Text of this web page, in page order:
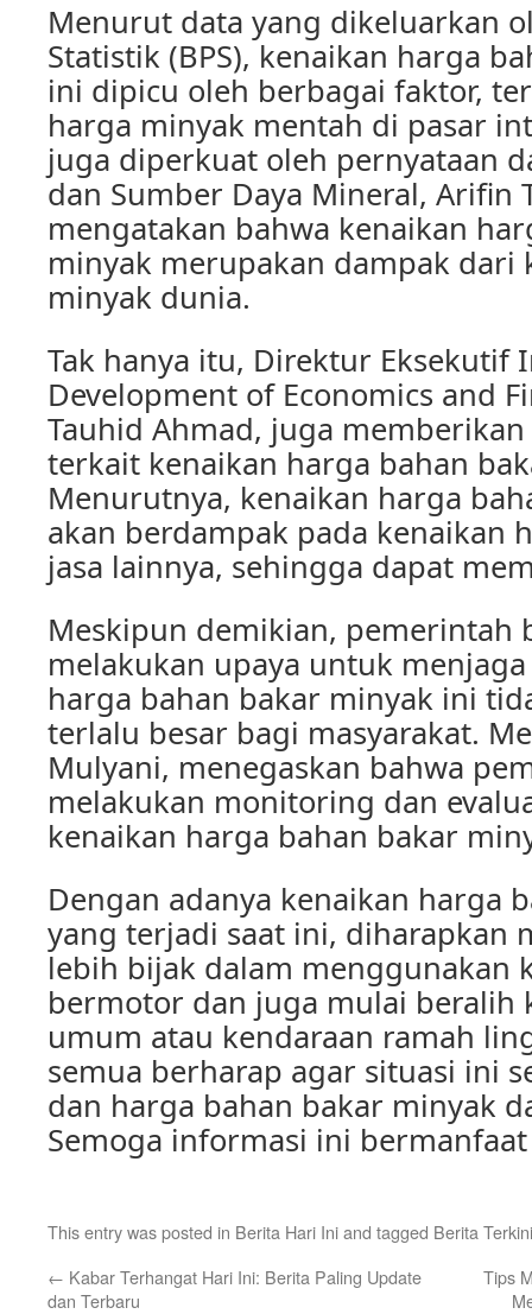
Menurut data yang dikeluarkan
Statistik (BPS), kenaikan harga
ini dipicu oleh berbagai faktor,
harga minyak mentah di pasar
juga diperkuat oleh pernyataan
dan Sumber Daya Mineral, Arifin
mengatakan bahwa kenaikan
minyak merupakan dampak dari
minyak dunia.
Tak hanya itu, Direktur Eksekutif
Development of Economics and
Tauhid Ahmad, juga
terkait kenaikan harga bahan
Menurutnya, kenaikan harga
akan berdampak pada kenaikan
jasa lainnya, sehingga dapat
Meskipun demikian, pemerintah
melakukan upaya untuk
harga bahan bakar minyak ini
terlalu besar bagi masyarakat.
Mulyani, menegaskan bahwa
melakukan monitoring dan
kenaikan harga bahan bakar
Dengan adanya kenaikan harga
yang terjadi saat ini, diharapkan
lebih bijak dalam menggunakan
bermotor dan juga mulai beralih
umum atau kendaraan ramah
semua berharap agar situasi ini
dan harga bahan bakar minyak
Semoga informasi ini
This entry was posted in Berita Hari Iniand tagged Berita Terkini
← Kabar Terhangat Hari Ini: Berita Paling Update
dan Terbaru
Tips